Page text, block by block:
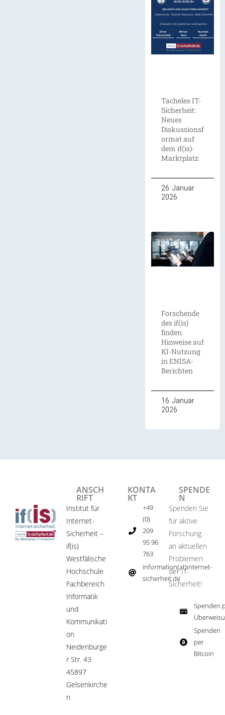
Tacheles IT-
Sicherheit:
Neues
Diskussionsf
ormat auf
dem if(is)-
Marktplatz
26. Januar
2026
Forschende
des if(is)
finden
Hinweise auf
KI-Nutzung
in ENISA-
Berichten
16. Januar
2026
ANSCH
RIFT
Institut für
Internet-
Sicherheit –
if(is)
Westfälische
Hochschule
Fachbereich
Informatik
und
Kommunikati
on
Neidenburge
r Str. 43
45897
Gelsenkirche
n
KONTA
KT
+49
(0)
209
95 96
763
information(at)internet-
sicherheit.de ​
SPENDE
N
Spenden Sie
für aktive
Forschung
an aktuellen
Problemen
der IT-
Sicherheit!​
Spenden
Spenden
per
Bitcoin​